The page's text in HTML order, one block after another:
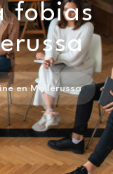
fobias
en Mollerussa